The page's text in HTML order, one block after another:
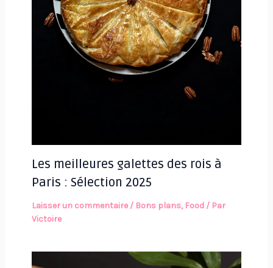
Les meilleures galettes des rois à
Paris : Sélection 2025
Laisser un commentaire / Bons plans, Food/ Par
Victoire